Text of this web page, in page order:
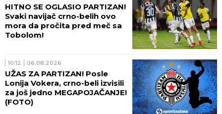
HITNO SE OGLASIO PARTIZAN!
Svaki navijač crno-belih ovo
mora da pročita pred meč sa
Tobolom!
10:12 06.08.2026
UŽAS ZA PARTIZAN! Posle
Lonija Vokera, crno-beli izvisili
za još jedno MEGAPOJAČANJE!
(FOTO)